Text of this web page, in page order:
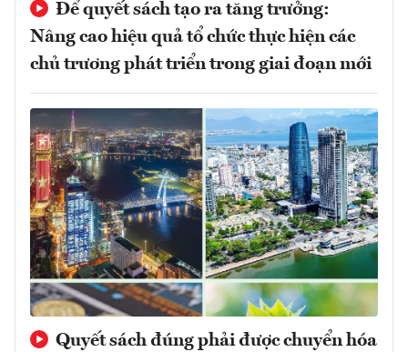
Để quyết sách tạo ra tăng trưởng:
Nâng cao hiệu quả tổ chức thực hiện các
chủ trương phát triển trong giai đoạn mới
Quyết sách đúng phải được chuyển hóa